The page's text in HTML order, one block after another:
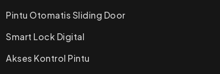
Pintu Otomatis Sliding Door
Smart Lock Digital
Akses Kontrol Pintu